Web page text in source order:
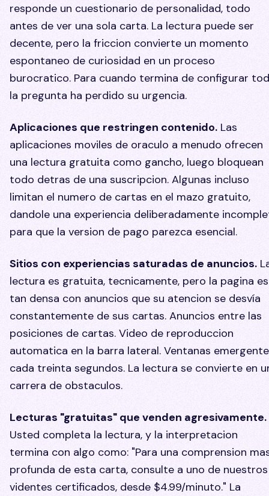
responde un cuestionario de personalidad, todo
antes de ver una sola carta. La lectura puede ser
decente, pero la friccion convierte un momento
espontaneo de curiosidad en un proceso
burocratico. Para cuando termina de configurar
la pregunta ha perdido su urgencia.
Aplicaciones que restringen contenido. Las
aplicaciones moviles de oraculo a menudo ofrecen
una lectura gratuita como gancho, luego bloquean
todo detras de una suscripcion. Algunas incluso
limitan el numero de cartas en el mazo gratuito,
dandole una experiencia deliberadamente
para que la version de pago parezca esencial.
Sitios con experiencias saturadas de anuncios.
lectura es gratuita, tecnicamente, pero la pagina es
tan densa con anuncios que su atencion se desvía
constantemente de sus cartas. Anuncios entre las
posiciones de cartas. Video de reproduccion
automatica en la barra lateral. Ventanas
cada treinta segundos. La lectura se convierte en
carrera de obstaculos.
Lecturas "gratuitas" que venden agresivamente.
Usted completa la lectura, y la interpretacion
termina con algo como: "Para una comprension
profunda de esta carta, consulte a uno de nuestros
videntes certificados, desde $4.99/minuto." La